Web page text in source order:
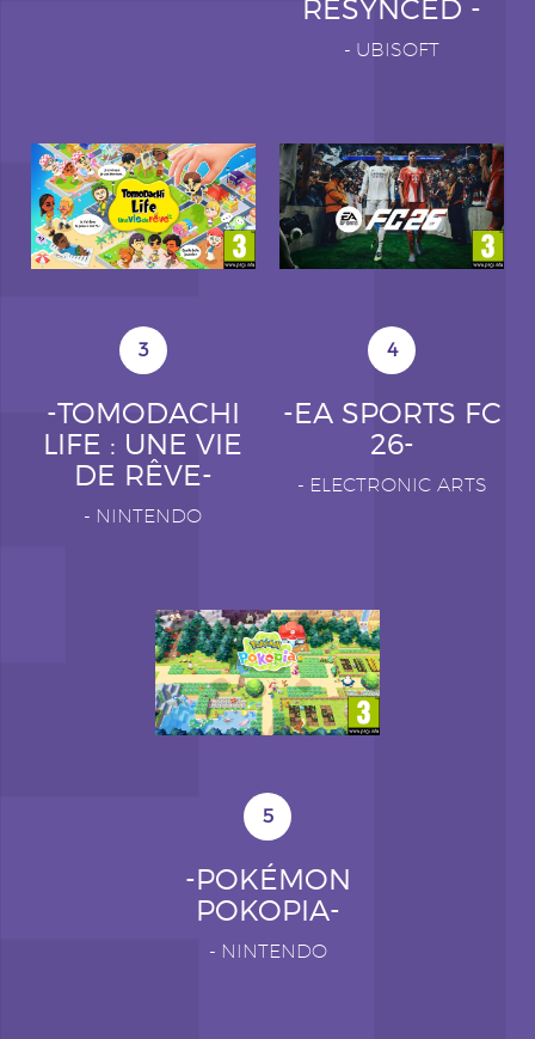
RESYNCED -
- UBISOFT
3
-TOMODACHI
LIFE : UNE VIE
DE RÊVE-
- NINTENDO
4
-EA SPORTS FC
26-
- ELECTRONIC ARTS
5
-POKÉMON
POKOPIA-
- NINTENDO